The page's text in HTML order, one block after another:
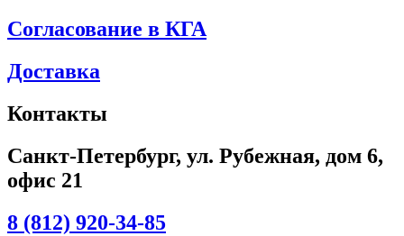
Согласование в КГА
Доставка
Контакты
Санкт-Петербург, ул. Рубежная, дом 6,
офис 21
8 (812) 920-34-85